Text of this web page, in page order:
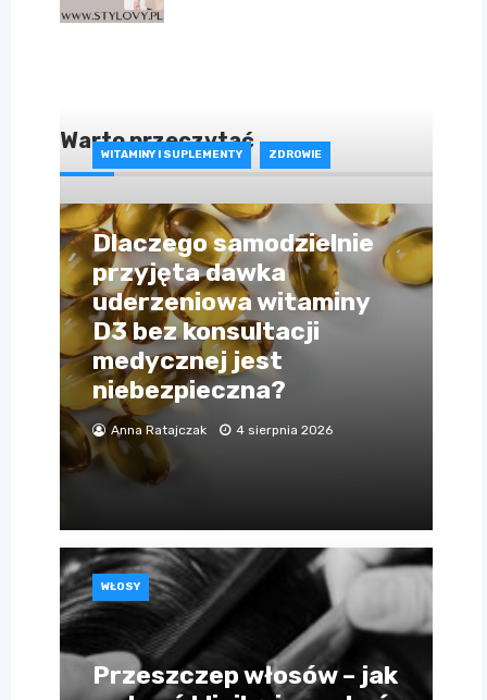
Warto przeczytać
WITAMINY I SUPLEMENTY ZDROWIE
Dlaczego samodzielnie
przyjęta dawka
uderzeniowa witaminy
D3 bez konsultacji
medycznej jest
niebezpieczna?
Anna Ratajczak 4 sierpnia 2026
WŁOSY
Przeszczep włosów – jak